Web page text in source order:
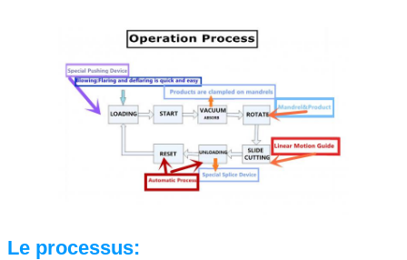
Le processus: